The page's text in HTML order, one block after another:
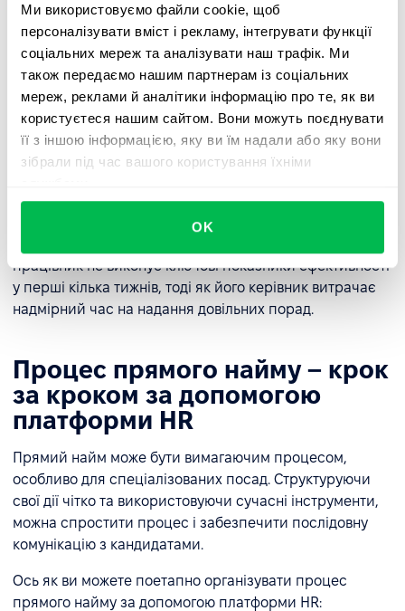
Ми використовуємо файли cookie, щоб
персоналізувати вміст і рекламу, інтегрувати функції
соціальних мереж та аналізувати наш трафік. Ми
також передаємо нашим партнерам із соціальних
мереж, реклами й аналітики інформацію про те, як ви
користуєтеся нашим сайтом. Вони можуть поєднувати
її з іншою інформацією, яку ви їм надали або яку вони
зібрали під час вашого користування їхніми
OK
❌ Відповідальність за адаптацію та
розвиток
Повна відповідальність за адаптацію, навчання та
розвиток співробітників лежить на роботодавці, що
вимагає добре підготовлених ресурсів, процесів та
інструментів.
Приклад: Новий співробітник приєднується до відділу
продажів, але план введення в посаду відсутній. Без
працівник не виконує ключові показники ефективності
у перші кілька тижнів, тоді як його керівник витрачає
надмірний час на надання довільних порад.
Процес прямого найму – крок
за кроком за допомогою
платформи HR
Прямий найм може бути вимагаючим процесом,
особливо для спеціалізованих посад. Структуруючи
свої дії чітко та використовуючи сучасні інструменти,
можна спростити процес і забезпечити послідовну
комунікацію з кандидатами.
Ось як ви можете поетапно організувати процес
прямого найму за допомогою платформи HR: